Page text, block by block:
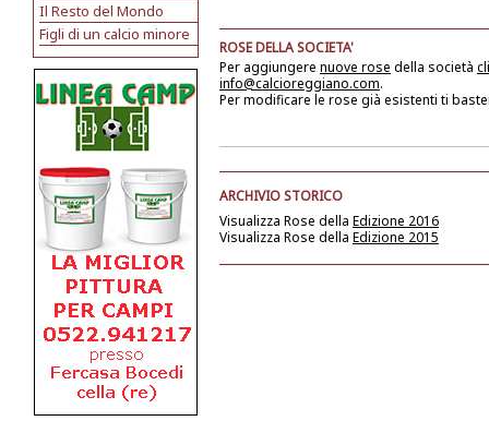
Il Resto del Mondo
Figli di un calcio minore
ROSE DELLA SOCIETA'
Per aggiungere nuove rose della società
info@calcioreggiano.com.
Per modificare le rose già esistenti ti
ARCHIVIO STORICO
Visualizza Rose della Edizione 2016
Visualizza Rose della Edizione 2015